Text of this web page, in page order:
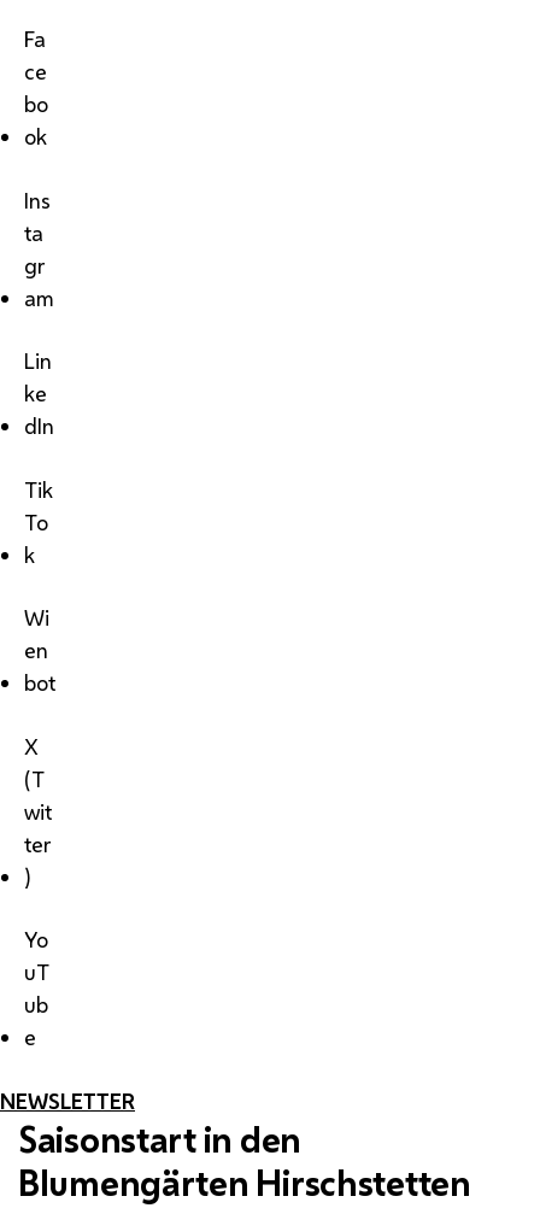
Fa
ce
bo
ok
Ins
ta
gr
am
Lin
ke
dIn
Tik
To
k
Wi
en
bot
X
(T
wit
ter
)
Yo
uT
ub
e
NEWSLETTER
Saisonstart in den
Blumengärten Hirschstetten